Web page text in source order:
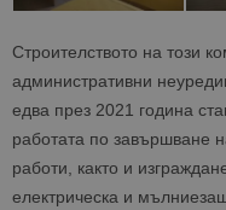
Строителството на този
административни
едва през 2021 година
работата по завършване
работи, както и
електрическа и